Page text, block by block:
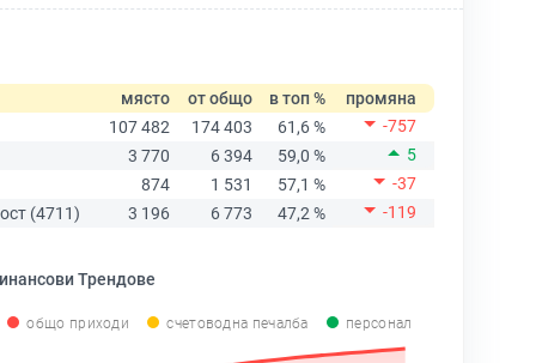
място от общо в топ %
промяна
107 482
174 403 61,6 %
-757
3 770
6 394 59,0 %
5
874
1 531 57,1 %
-37
(4711)
3 196 6 773 47,2 % -119
Трендове
общо приходи счетоводна печалба персонал